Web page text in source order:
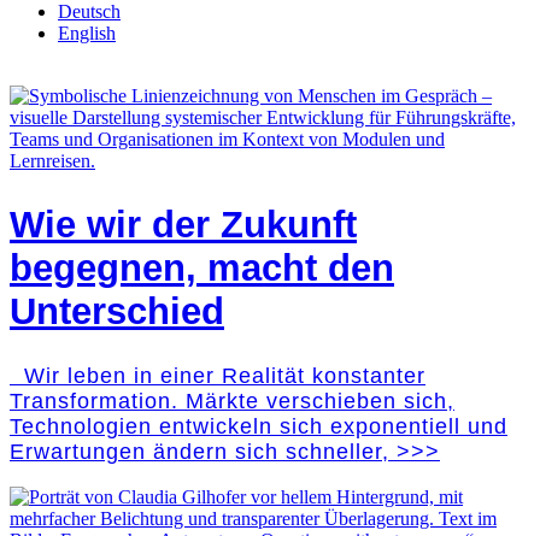
Deutsch
English
Wie wir der Zukunft
begegnen, macht den
Unterschied
Wir leben in einer Realität konstanter
Transformation. Märkte verschieben sich,
Technologien entwickeln sich exponentiell und
Erwartungen ändern sich schneller, >>>